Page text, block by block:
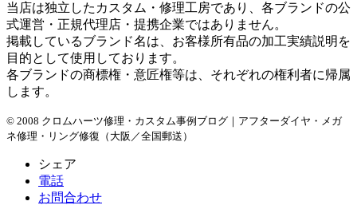
当店は独立したカスタム・修理工房であり、各ブランドの公
式運営・正規代理店・提携企業ではありません。
掲載しているブランド名は、お客様所有品の加工実績説明を
目的として使用しております。
各ブランドの商標権・意匠権等は、それぞれの権利者に帰属
します。
© 2008 クロムハーツ修理・カスタム事例ブログ｜アフターダイヤ・メガ
ネ修理・リング修復（大阪／全国郵送）
シェア
電話
お問合わせ